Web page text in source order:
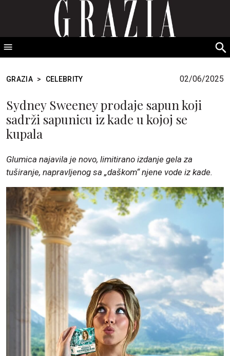
GRAZIA Srbija
GRAZIA > CELEBRITY 02/06/2025
Sydney Sweeney prodaje sapun koji
sadrži sapunicu iz kade u kojoj se
kupala
Glumica najavila je novo, limitirano izdanje gela za
tuširanje, napravljenog sa „daškom“ njene vode iz kade.